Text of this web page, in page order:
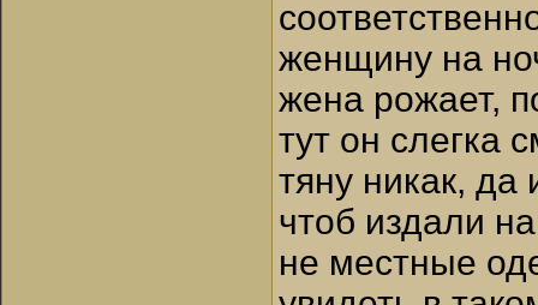
женщину на
жена рожает,
тут он слегка
тяну никак,
чтоб издали
не местные